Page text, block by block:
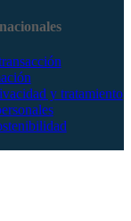
y tratamiento